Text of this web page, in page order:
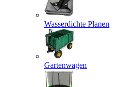
Wasserdichte Planen
Gartenwagen